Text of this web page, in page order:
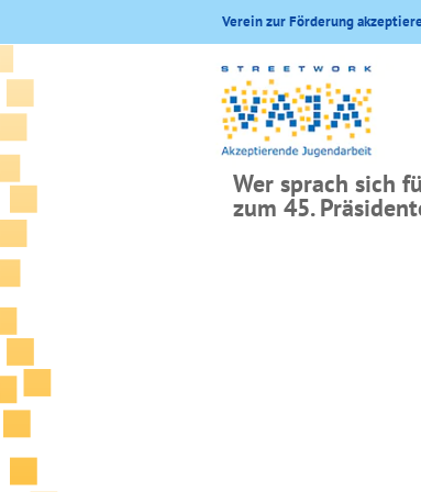
Verein zur Förderung
Wer sprach sich
zum 45.